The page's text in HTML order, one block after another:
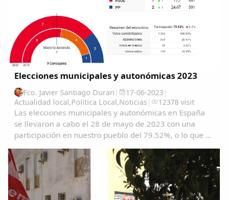
Elecciones municipales y autonómicas 2023
Fco. Javier Santiago Duran | 17-06-2023|
Actualidad local,Politica Local,Noticias | 12378 visit
Las elecciones municipales y autonómicas en España
se llevaron a cabo el 28 de mayo de 2023 con una
participación en nuestro pueblo del 79.52%, o lo que es
voto. Se eligieron este año 9 concejales...